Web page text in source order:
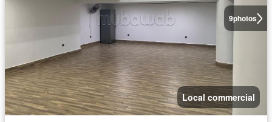
9photos
Local commercial